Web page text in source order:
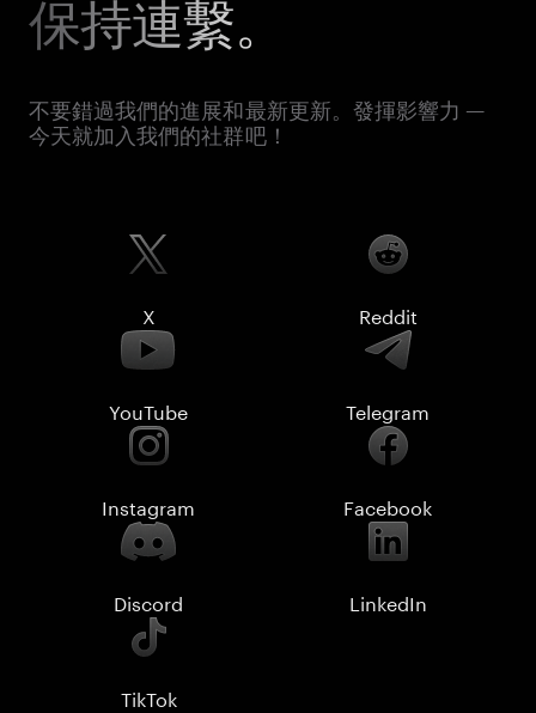
保持連繫。
不要錯過我們的進展和最新更新。發揮影響力 —
今天就加入我們的社群吧！
X Reddit
YouTube Telegram
Instagram Facebook
Discord LinkedIn
TikTok